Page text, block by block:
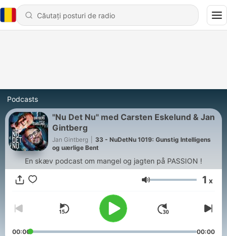
Podcasts
"Nu Det Nu" med Carsten Eskelund & Jan
Gintberg
Jan Gintberg
33 - NuDetNu 1019: Gunstig Intelligens
og uærlige Bent
En skæv podcast om mangel og jagten på PASSION !
Volum 1 x
00:00 00:00